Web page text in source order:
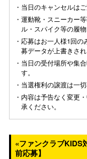
・当日のキャンセルは
・運動靴・スニーカー
ル・スパイク等の履
・応募はお一人様1回
募データが上書きさ
・当日の受付場所や集
す。
・当選権利の譲渡は一
・内容は予告なく変更
承ください。
«ファンクラブKIDS
前応募】